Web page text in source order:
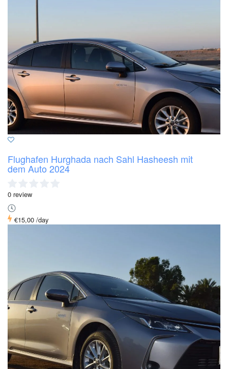
Flughafen Hurghada nach Sahl Hasheesh mit
dem Auto 2024
0 review
€15,00 /day